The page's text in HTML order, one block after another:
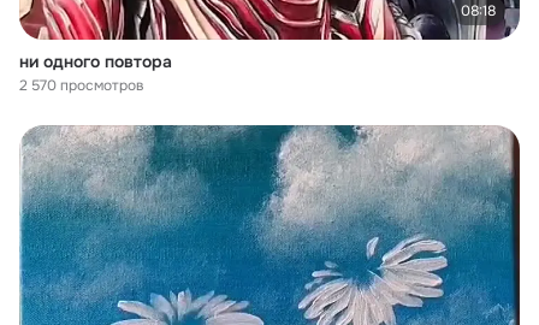
08:18
ни одного повтора
2 570 просмотров